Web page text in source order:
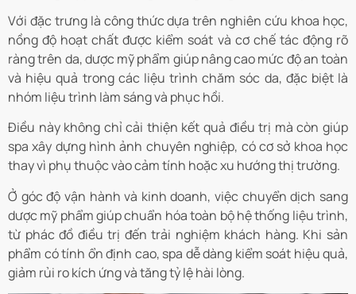
Với đặc trưng là công thức dựa trên nghiên cứu khoa học,
nồng độ hoạt chất được kiểm soát và cơ chế tác động rõ
ràng trên da, dược mỹ phẩm giúp nâng cao mức độ an toàn
và hiệu quả trong các liệu trình chăm sóc da, đặc biệt là
nhóm liệu trình làm sáng và phục hồi.
Điều này không chỉ cải thiện kết quả điều trị mà còn giúp
spa xây dựng hình ảnh chuyên nghiệp, có cơ sở khoa học
thay vì phụ thuộc vào cảm tính hoặc xu hướng thị trường.
Ở góc độ vận hành và kinh doanh, việc chuyển dịch sang
dược mỹ phẩm giúp chuẩn hóa toàn bộ hệ thống liệu trình,
từ phác đồ điều trị đến trải nghiệm khách hàng. Khi sản
phẩm có tính ổn định cao, spa dễ dàng kiểm soát hiệu quả,
giảm rủi ro kích ứng và tăng tỷ lệ hài lòng.